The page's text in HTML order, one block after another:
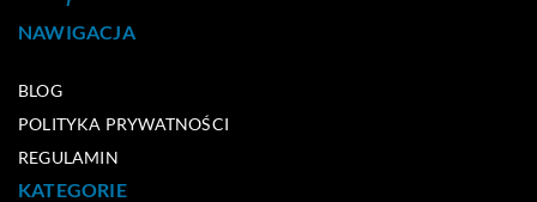
NAWIGACJA
BLOG
POLITYKA PRYWATNOŚCI
REGULAMIN
KATEGORIE